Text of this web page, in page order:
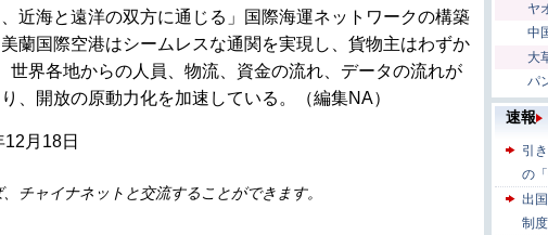
近海と遠洋の双方に通じる」国際海運ネットワークの構築
蘭国際空港はシームレスな通関を実現し、貨物主はわずか
世界各地からの人員、物流、資金の流れ、データの流れが
、開放の原動力化を加速している。（編集NA）
12月18日
チャイナネットと交流することができます。